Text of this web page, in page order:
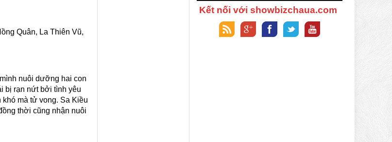
Quân, La Thiên Vũ,
nuôi dưỡng hai con
bị rạn nứt bởi tình yêu
mà tử vong. Sa Kiều
thời cũng nhận nuôi
Kết nối với showbizchaua.com